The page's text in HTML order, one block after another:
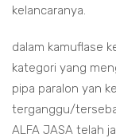
kelancaranya.
dalam kamuflase
kategori yang
pipa paralon yan
terganggu/
ALFA JASA telah